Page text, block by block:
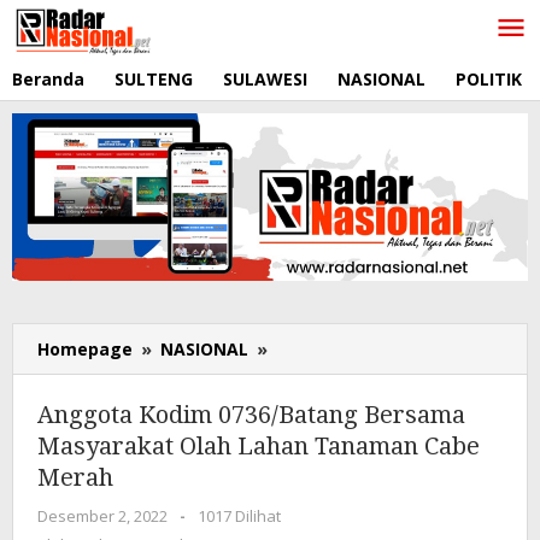
Lewati
ke
Beranda SULTENG SULAWESI NASIONAL POLITIK
Homepage » NASIONAL »
Kodim
Bersama
Masyarakat
Tanaman
Anggota Kodim 0736/Batang Bersama
Masyarakat Olah Lahan Tanaman Cabe
Merah
Desember 2, 2022
oleh
-
1017 Dilihat